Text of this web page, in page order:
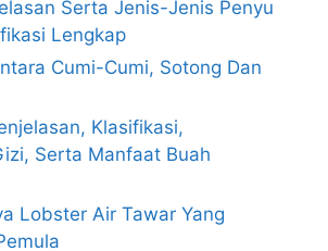
Serta Jenis-Jenis Penyu
Lengkap
Cumi-Cumi, Sotong Dan
Klasifikasi,
Serta Manfaat Buah
Lobster Air Tawar Yang